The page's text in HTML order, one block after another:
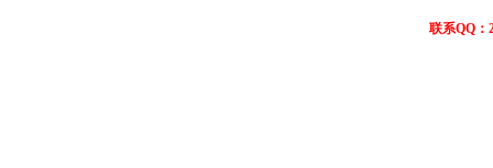
联系QQ：